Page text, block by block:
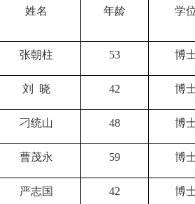
姓名 年龄 学
张朝柱 53 博
刘 晓 42 博
刁统山 48 博
曹茂永 59 博
严志国 42 博